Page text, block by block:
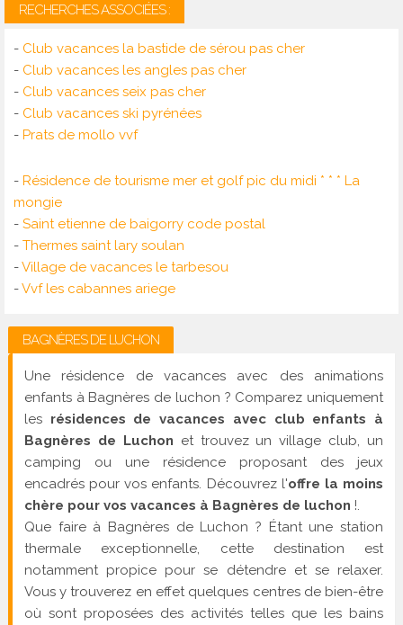
RECHERCHES ASSOCIÉES :
- Club vacances la bastide de sérou pas cher
- Club vacances les angles pas cher
- Club vacances seix pas cher
- Club vacances ski pyrénées
- Prats de mollo vvf
- Résidence de tourisme mer et golf pic du midi * * * La
mongie
- Saint etienne de baigorry code postal
- Thermes saint lary soulan
-Village de vacances le tarbesou
-Vvf les cabannes ariege
BAGNÈRES DE LUCHON
Une résidence de vacances avec des animations
enfants à Bagnères de luchon ? Comparez uniquement
les résidences de vacances avec club enfants à
Bagnères de Luchon et trouvez un village club, un
camping ou une résidence proposant des jeux
encadrés pour vos enfants. Découvrez l'offre la moins
chère pour vos vacances à Bagnères de luchon !.
Que faire à Bagnères de Luchon ? Étant une station
thermale exceptionnelle, cette destination est
notamment propice pour se détendre et se relaxer.
Vous y trouverez en effet quelques centres de bien-être
où sont proposées des activités telles que les bains